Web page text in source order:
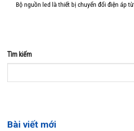
Bộ nguồn led là thiết bị chuyển đổi điện áp
Tìm kiếm
Bài viết mới